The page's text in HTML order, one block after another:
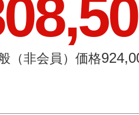
（非会員）価格